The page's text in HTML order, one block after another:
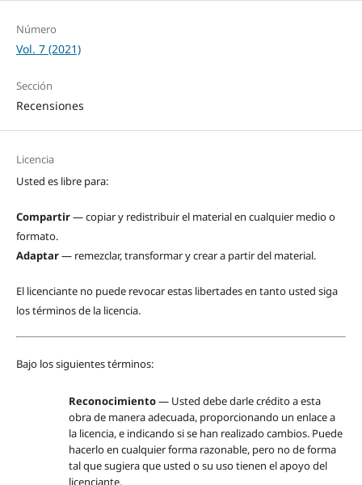
Número
Vol. 7 (2021)
Sección
Recensiones
Licencia
Usted es libre para:
Compartir— copiar y redistribuir el material en cualquier medio o
formato.
Adaptar— remezclar, transformar y crear a partir del material.
El licenciante no puede revocar estas libertades en tanto usted siga
los términos de la licencia.
Bajo los siguientes términos:
Reconocimiento— Usted debe darle crédito a esta
obra de manera adecuada, proporcionando un enlace a
la licencia, e indicando si se han realizado cambios. Puede
hacerlo en cualquier forma razonable, pero no de forma
tal que sugiera que usted o su uso tienen el apoyo del
licenciante.